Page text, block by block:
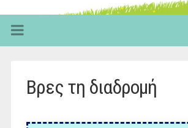
Βρες τη διαδρομή